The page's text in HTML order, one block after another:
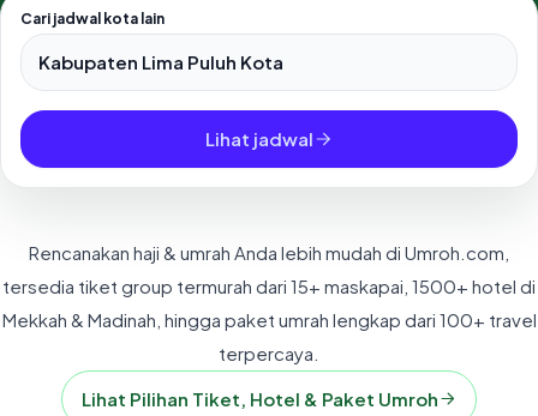
Cari jadwal kota lain
Pilih salah satu dari 500+ kota dan kabupaten di Indonesia.
Lihat jadwal
Rencanakan haji & umrah Anda lebih mudah di Umroh.com,
tersedia tiket group termurah dari 15+ maskapai, 1500+ hotel di
Mekkah & Madinah, hingga paket umrah lengkap dari 100+ travel
terpercaya.
Lihat Pilihan Tiket, Hotel & Paket Umroh